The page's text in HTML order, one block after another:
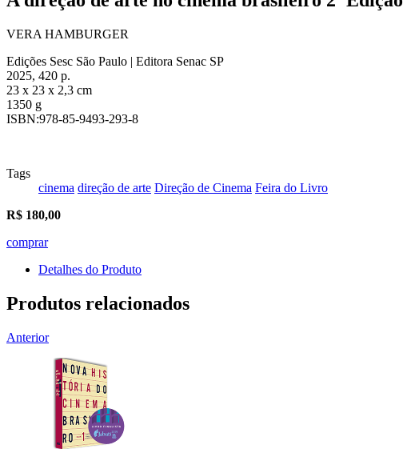
VERA HAMBURGER
Edições Sesc São Paulo | Editora Senac SP
2025, 420 p.
23 x 23 x 2,3 cm
1350 g
ISBN:978-85-9493-293-8
Tags
cinema direção de arte Direção de Cinema Feira do Livro
R$ 180,00
comprar
Detalhes do Produto
Produtos relacionados
Anterior